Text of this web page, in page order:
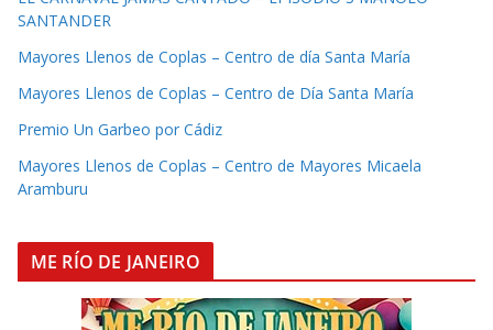
SANTANDER
Mayores Llenos de Coplas – Centro de día Santa María
Mayores Llenos de Coplas – Centro de Día Santa María
Premio Un Garbeo por Cádiz
Mayores Llenos de Coplas – Centro de Mayores Micaela
Aramburu
ME RÍO DE JANEIRO